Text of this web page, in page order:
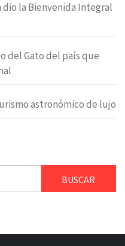
dio la Bienvenida Integral
del Gato del país que
astronómico de lujo